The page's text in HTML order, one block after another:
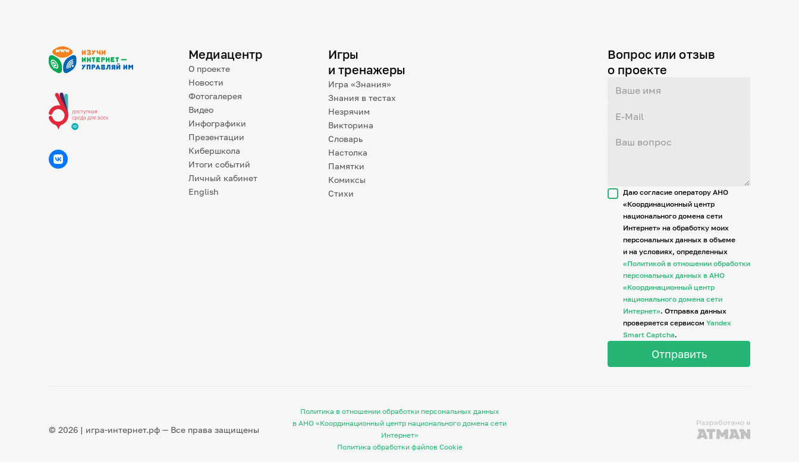
Медиацентр
О проекте
Новости
Фотогалерея
Видео
Инфографики
Презентации
Кибершкола
Итоги событий
Личный кабинет
English
Игры
и тренажеры
Игра «Знания»
Знания в тестах
Незрячим
Викторина
Словарь
Настолка
Памятки
Комиксы
Стихи
Вопрос или отзыв
о проекте
Даю согласие оператору АНО
«Координационный центр
национального домена сети
Интернет» на обработку моих
персональных данных в объеме
и на условиях, определенных
«Политикой в отношении обработки
персональных данных в АНО
«Координационный центр
национального домена сети
Интернет». Отправка данных
проверяется сервисом Yandex
Smart Captcha.
© 2026 | игра-интернет.рф — Все права защищены
Политика в отношении обработки персональных данных
в АНО «Координационный центр национального домена сети
Интернет»
Политика обработки файлов Cookie